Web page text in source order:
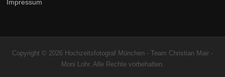
Impressum
Copyright © 2026 Hochzeitsfotograf München - Team Christian Mair -
Moni Lohr. Alle Rechte vorbehalten.